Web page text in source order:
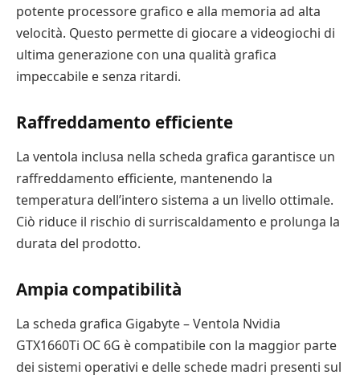
potente processore grafico e alla memoria ad alta
velocità. Questo permette di giocare a videogiochi di
ultima generazione con una qualità grafica
impeccabile e senza ritardi.
Raffreddamento efficiente
La ventola inclusa nella scheda grafica garantisce un
raffreddamento efficiente, mantenendo la
temperatura dell’intero sistema a un livello ottimale.
Ciò riduce il rischio di surriscaldamento e prolunga la
durata del prodotto.
Ampia compatibilità
La scheda grafica Gigabyte – Ventola Nvidia
GTX1660Ti OC 6G è compatibile con la maggior parte
dei sistemi operativi e delle schede madri presenti sul